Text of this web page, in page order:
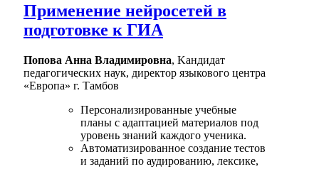
Применение нейросетей в
подготовке к ГИА
Попова Анна Владимировна, Kандидат
педагогических наук, директор языкового центра
«Европа» г. Тамбов
Персонализированные учебные
планы с адаптацией материалов под
уровень знаний каждого ученика.
Автоматизированное создание тестов
и заданий по аудированию, лексике,